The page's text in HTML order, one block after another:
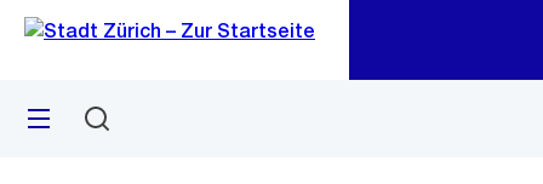
Navigation
Sprunglink
Menü